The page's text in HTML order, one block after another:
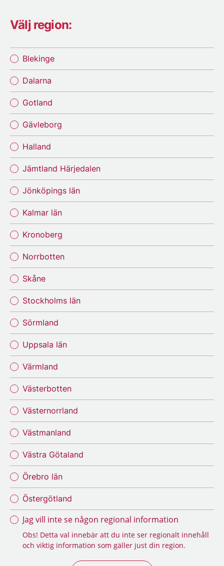
Välj region:
Blekinge
Dalarna
Gotland
Gävleborg
Halland
Jämtland Härjedalen
Jönköpings län
Kalmar län
Kronoberg
Norrbotten
Skåne
Stockholms län
Sörmland
Uppsala län
Värmland
Västerbotten
Västernorrland
Västmanland
Västra Götaland
Örebro län
Östergötland
Jag vill inte se någon regional information
Obs! Detta val innebär att du inte ser regionalt innehåll
och viktig information som gäller just din region.